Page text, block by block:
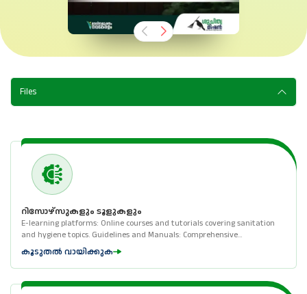
Files
റിസോഴ്‌സുകളും ടൂളുകളും
E-learning platforms: Online courses and tutorials covering sanitation
and hygiene topics. Guidelines and Manuals: Comprehensive
documentation for implementing sanitation programs. Case Studies:
Successful examples of community-driven sanitation ...
കൂടുതൽ വായിക്കുക